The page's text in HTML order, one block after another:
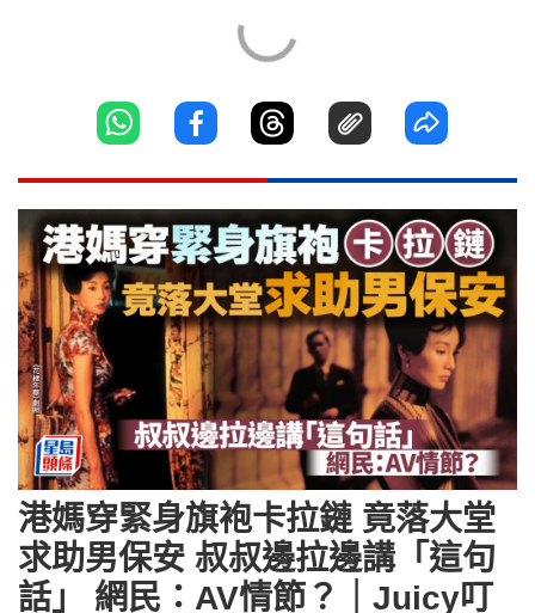
港媽穿緊身旗袍卡拉鏈 竟落大堂
求助男保安 叔叔邊拉邊講「這句
話」 網民：AV情節？｜Juicy叮